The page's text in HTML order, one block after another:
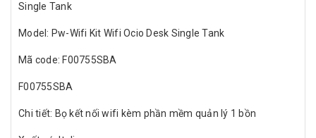
Single Tank
Model: Pw-Wifi Kit Wifi Ocio Desk Single Tank
Mã code: F00755SBA
F00755SBA
Chi tiết: Bọ kết nối wifi kèm phần mềm quản lý 1 bồn